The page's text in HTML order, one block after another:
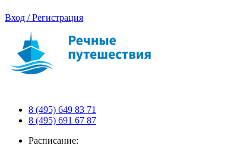
Вход / Регистрация
8 (495) 649 83 71
8 (495) 691 67 87
Расписание: